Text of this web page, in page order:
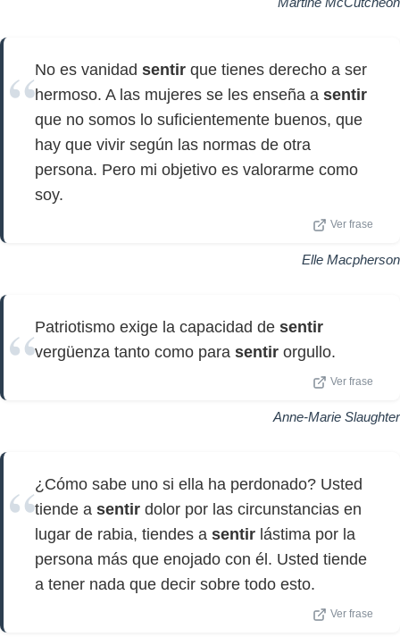
No es vanidad sentir que tienes derecho a ser
hermoso. A las mujeres se les enseña a sentir
que no somos lo suficientemente buenos, que
hay que vivir según las normas de otra
persona. Pero mi objetivo es valorarme como
soy.
Ver frase
Elle Macpherson
Patriotismo exige la capacidad de sentir
vergüenza tanto como para sentir orgullo.
Ver frase
Anne-Marie Slaughter
¿Cómo sabe uno si ella ha perdonado? Usted
tiende a sentir dolor por las circunstancias en
lugar de rabia, tiendes a sentir lástima por la
persona más que enojado con él. Usted tiende
a tener nada que decir sobre todo esto.
Ver frase